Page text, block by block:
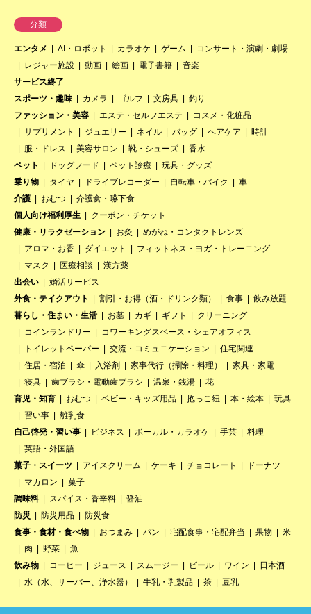
分類
エンタメ AI・ロボット カラオケ ゲーム
コンサート・演劇・劇場
レジャー施設
動画 絵画 電子書籍
音楽
サービス終了
スポーツ・趣味
カメラ ゴルフ 文房具
釣り
ファッション・美容
エステ・セルフエステ
コスメ・化粧品
サプリメント
ジュエリー ネイル バッグ ヘアケア
時計
服・ドレス
美容サロン 靴・シューズ
香水
ペット
ドッグフード ペット診療
玩具・グッズ
乗り物
タイヤ ドライブレコーダー 自転車・バイク
車
介護
おむつ
介護食・嚥下食
個人向け福利厚生
クーポン・チケット
健康・リラクゼーション
お灸
めがね・コンタクトレンズ
アロマ・お香
ダイエット
フィットネス・ヨガ・トレーニング
マスク
医療相談
漢方薬
出会い
婚活サービス
外食・テイクアウト
割引・お得（酒・ドリンク類） 食事
飲み放題
暮らし・住まい・生活
お墓 カギ ギフト
クリーニング
コインランドリー
コワーキングスペース・シェアオフィス
トイレットペーパー
交流・コミュニケーション
住宅関連
住居・宿泊
傘 入浴剤 家事代行（掃除・料理）
家具・家電
寝具
歯ブラシ・電動歯ブラシ 温泉・銭湯
花
育児・知育
おむつ ベビー・キッズ用品 抱っこ紐 本・絵本
玩具
習い事
離乳食
自己啓発・習い事
ビジネス ボーカル・カラオケ 手芸
料理
英語・外国語
菓子・スイーツ
アイスクリーム ケーキ チョコレート
ドーナツ
マカロン
菓子
調味料
スパイス・香辛料
醤油
防災
防災用品
防災食
食事・食材・食べ物
おつまみ パン 宅配食事・宅配弁当 果物
米
肉
野菜
魚
飲み物
コーヒー ジュース スムージー ビール ワイン
日本酒
水（水、サーバー、浄水器）
牛乳・乳製品 茶 豆乳